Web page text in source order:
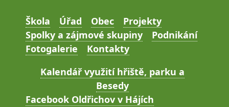
Škola Úřad Obec
Projekty
Spolky a zájmové skupiny
Podnikání
Fotogalerie
Kontakty
Kalendář využití hřiště, parku a
Besedy
Facebook Oldřichov v Hájích